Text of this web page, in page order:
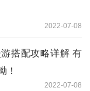
2022-07-08
游搭配攻略详解 有
！
2022-07-08